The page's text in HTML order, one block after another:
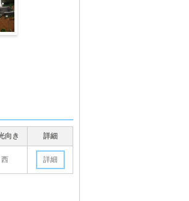
向き 詳細
西 詳細